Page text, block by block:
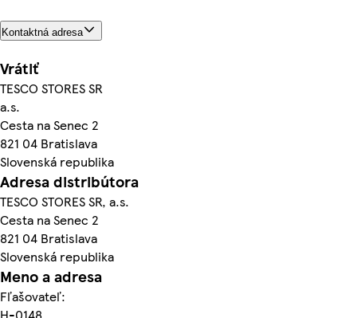
Kontaktná adresa
Vrátiť
TESCO STORES SR
a.s.
Cesta na Senec 2
821 04 Bratislava
Slovenská republika
Adresa distribútora
TESCO STORES SR, a.s.
Cesta na Senec 2
821 04 Bratislava
Slovenská republika
Meno a adresa
Fľašovateľ: